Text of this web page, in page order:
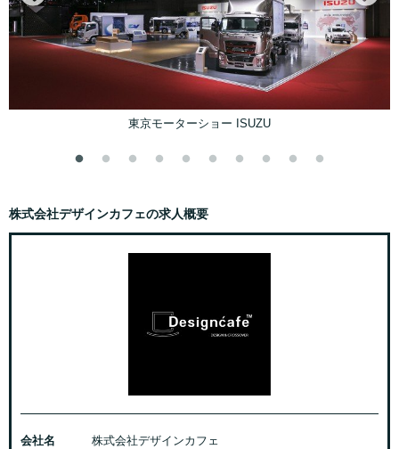
JIMTOF 2022 / CITIZEN
株式会社デザインカフェの求人概要
会社名 株式会社デザインカフェ